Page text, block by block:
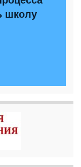
школу